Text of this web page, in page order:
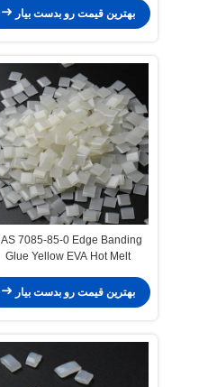
بهترین قیمت رو بدست بیار
7085-85-0 Edge Banding
Glue Yellow EVA Hot Melt
بهترین قیمت رو بدست بیار